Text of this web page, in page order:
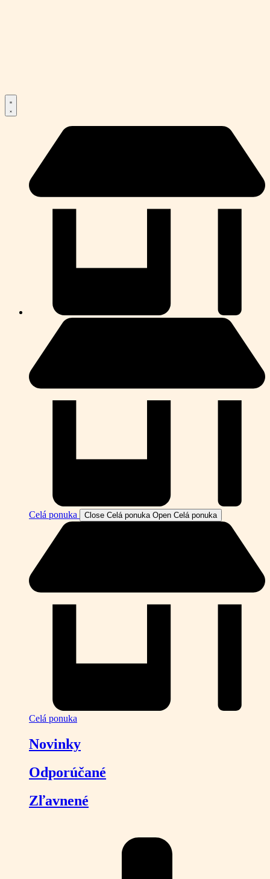
Celá ponuka Close Celá ponuka Open Celá ponuka
Celá ponuka
Novinky
Odporúčané
Zľavnené